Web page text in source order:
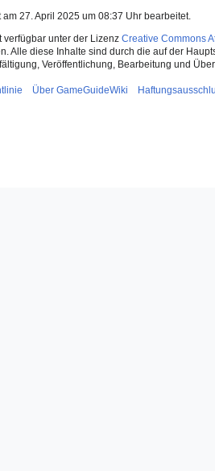
27. April 2025 um 08:37 Uhr bearbeitet.
verfügbar unter der Lizenz Creative Commons
Alle diese Inhalte sind durch die auf der
Veröffentlichung, Bearbeitung und
Über GameGuideWiki